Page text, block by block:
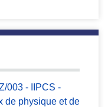
003 - IIPCS -
de physique et de